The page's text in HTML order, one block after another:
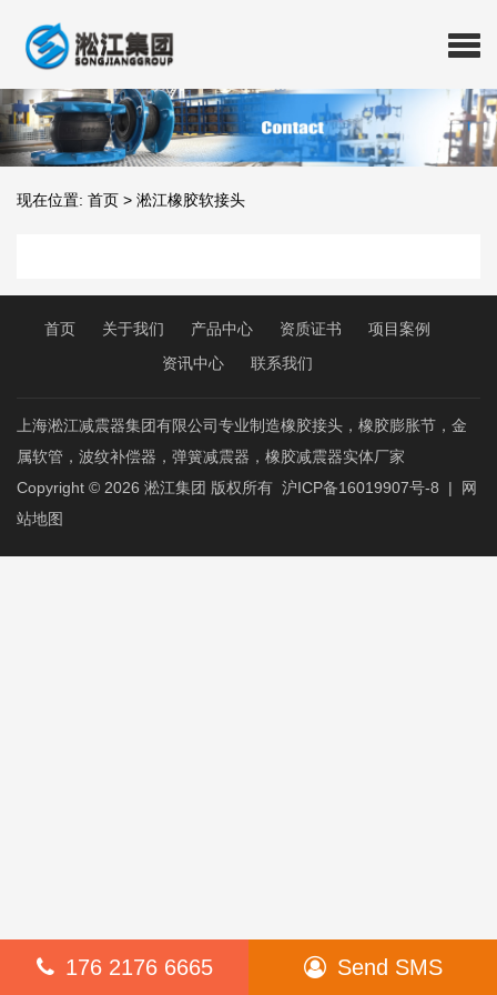
现在位置: 首页 > 淞江橡胶软接头
首页 关于我们 产品中心 资质证书
项目案例
资讯中心
联系我们
上海淞江减震器集团有限公司专业制造橡胶接头，橡胶膨胀节，金
属软管，波纹补偿器，弹簧减震器，橡胶减震器实体厂家
Copyright © 2026 淞江集团 版权所有 沪ICP备16019907号-8 |
网
站地图
176 2176 6665 Send SMS